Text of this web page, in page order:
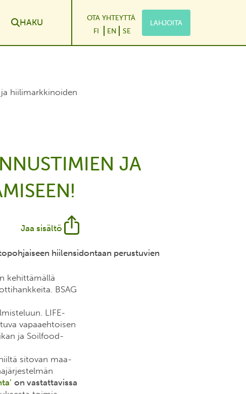
Dropdown
HAKU
FI EN SE
OTA YHTEYTTÄ
LAHJOITA
hiilimarkkinoiden
JA
Jaa sisältö
hiilensidontaan perustuvien
kehittämällä
BSAG
LIFE-
vapaaehtoisen
ja Soilfood-
sitovan maa-
on vastattavissa